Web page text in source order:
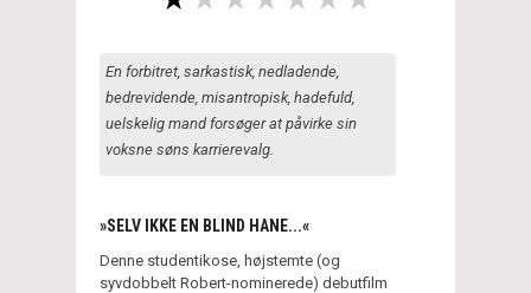
En forbitret, sarkastisk, nedladende,
bedrevidende, misantropisk, hadefuld,
uelskelig mand forsøger at påvirke sin
voksne søns karrierevalg.
»SELV IKKE EN BLIND HANE...«
Denne studentikose, højstemte (og
syvdobbelt Robert-nominerede) debutfilm